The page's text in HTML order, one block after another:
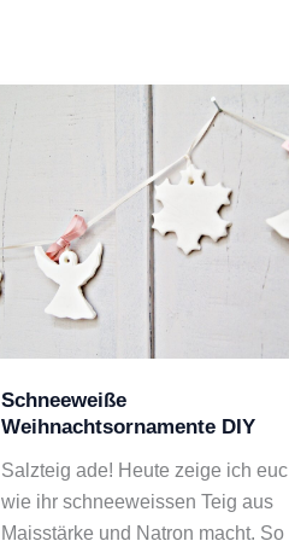
Schneeweiße
Weihnachtsornamente DIY
Salzteig ade! Heute zeige ich
wie ihr schneeweissen Teig aus
Maisstärke und Natron macht. So